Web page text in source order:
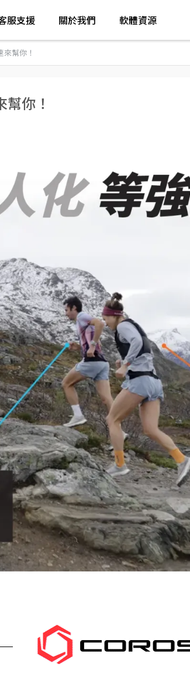
服支援 關於我們 軟體資源
幫你！
你！